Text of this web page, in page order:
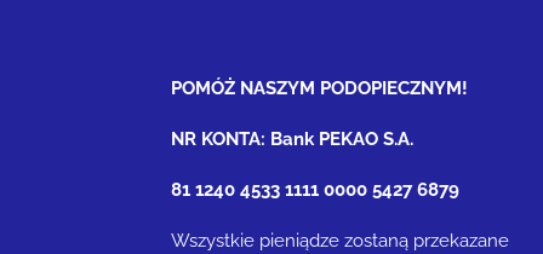
POMÓŻ NASZYM PODOPIECZNYM!
NR KONTA: Bank PEKAO S.A.
81 1240 4533 1111 0000 5427 6879
Wszystkie pieniądze zostaną przekazane